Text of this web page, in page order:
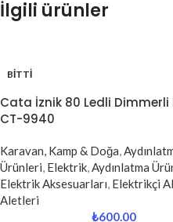
İlgili ürünler
BITTI
Cata İznik 80 Ledli Dimmerli
CT-9940
Karavan, Kamp & Doğa,
Ürünleri, Elektrik,Aydınlatma
Elektrik Aksesuarları, Elektrikçi
Aletleri
₺600.00